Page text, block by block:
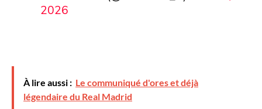
2026
À lire aussi : Le communiqué d'ores et déjà
légendaire du Real Madrid